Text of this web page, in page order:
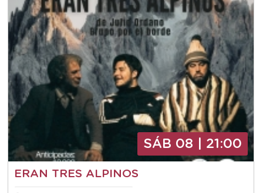
SÁB 08 | 21:00
ERAN TRES ALPINOS